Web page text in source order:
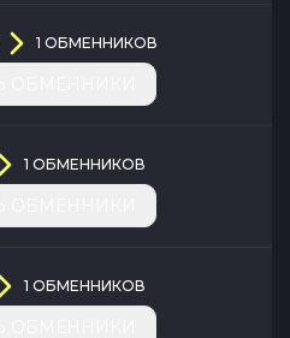
1 ОБМЕННИКОВ
1 ОБМЕННИКОВ
1 ОБМЕННИКОВ